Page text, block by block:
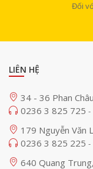
Đối
LIÊN HỆ
34 - 36 Phan
0236 3 825 725 -
179 Nguyễn Văn
0236 3 825 225 -
640 Quang